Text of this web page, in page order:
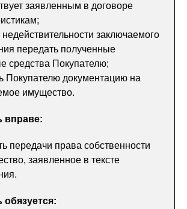
заявленным в договоре
недействительности заключаемого
передать полученные
средства Покупателю;
Покупателю документацию на
имущество.
вправе:
передачи права собственности
заявленное в тексте
обязуется: